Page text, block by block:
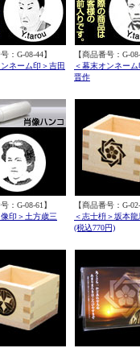
：G-08-44】
ネーム印＞吉田
【商品番号：G-
＜幕末オンネー
晋作
：G-08-61】
印＞土方歳三
【商品番号：G-
＜志士枡＞坂本龍
(税込770円)